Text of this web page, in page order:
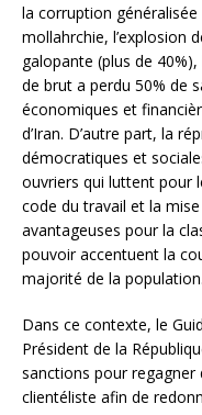
la corruption
mollahrchie, l’explosion
galopante (plus de
de brut a perdu 50% de
économiques et
d’Iran. D’autre part, la
démocratiques et
ouvriers qui luttent pour
code du travail et la
avantageuses pour la
pouvoir accentuent la
majorité de la population.
Dans ce contexte, le
Président de la
sanctions pour regagner
clientéliste afin de